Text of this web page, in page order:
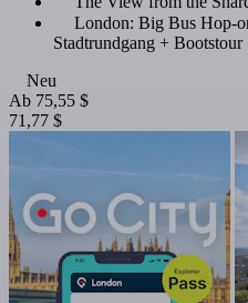
London: Big Bus Hop-
Stadtrundgang + Bootstour
Neu
Ab 75,55 $
71,77 $